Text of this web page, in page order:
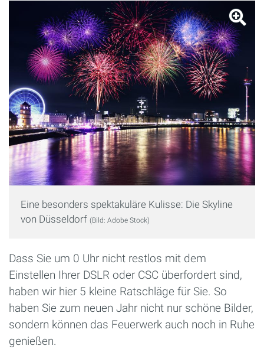
Eine besonders spektakuläre Kulisse: Die Skyline
von Düsseldorf (Bild: Adobe Stock)
Dass Sie um 0 Uhr nicht restlos mit dem
Einstellen Ihrer DSLR oder CSC überfordert sind,
haben wir hier 5 kleine Ratschläge für Sie. So
haben Sie zum neuen Jahr nicht nur schöne Bilder,
sondern können das Feuerwerk auch noch in Ruhe
genießen.